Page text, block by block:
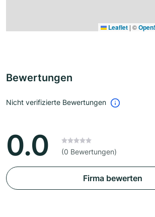
Leaflet | ©
Bewertungen
Nicht verifizierte Bewertungen
0.0 (0 Bewertungen)
Firma bewerten